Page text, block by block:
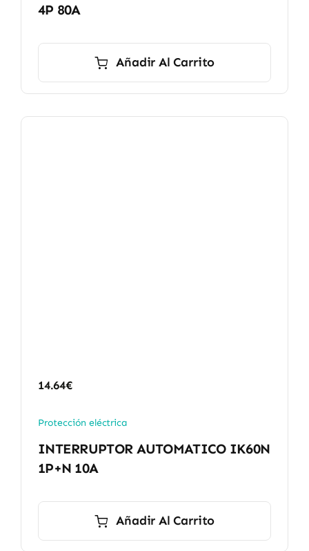
4P 80A
Añadir Al Carrito
14.64€
Protección eléctrica
INTERRUPTOR AUTOMATICO IK60N
1P+N 10A
Añadir Al Carrito